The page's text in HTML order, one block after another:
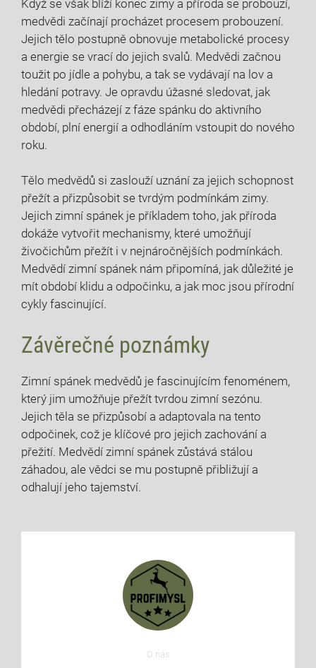
Když⁤ se však blíží konec zimy a příroda se probouzí,
⁤medvědi začínají procházet procesem probouzení.
Jejich tělo postupně obnovuje metabolické procesy
a energie se vrací do jejich svalů. Medvědi začnou
toužit po jídle a pohybu, a tak se vydávají‍ na lov a
hledání potravy. Je opravdu úžasné sledovat,⁢ jak
medvědi přecházejí z fáze spánku do aktivního⁣
období, plní​ energií a odhodláním vstoupit⁤ do nového
roku.
Tělo medvědů si zaslouží uznání za jejich schopnost‍
přežít a přizpůsobit se tvrdým podmínkám ‍zimy.
Jejich ‌zimní‌ spánek je příkladem toho, jak příroda
dokáže vytvořit ‍mechanismy, které ⁢umožňují
živočichům přežít i v ⁤nejnáročnějších podmínkách.
Medvědí zimní spánek nám připomíná, jak důležité je
mít období ⁣klidu a odpočinku, a jak moc jsou přírodní
‍cykly​ fascinující.
Závěrečné poznámky
Zimní spánek ‍medvědů je fascinujícím fenoménem,
který jim umožňuje přežít tvrdou zimní sezónu.
Jejich‌ těla se přizpůsobí a adaptovala na tento
odpočinek, což je klíčové pro jejich zachování a
přežití. ‌Medvědí zimní spánek⁢ zůstává stálou
záhadou, ale vědci se mu postupně přibližují a
odhalují jeho ‍tajemství.
O nás